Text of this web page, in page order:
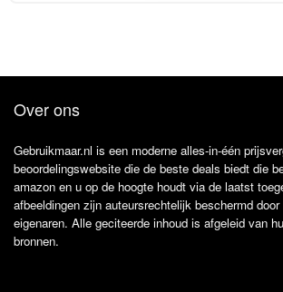
Over ons
Gebruikmaar.nl is een moderne alles-in-één
beoordelingswebsite die de beste deals biedt die
amazon en u op de hoogte houdt via de laatst
afbeeldingen zijn auteursrechtelijk beschermd
eigenaren. Alle geciteerde inhoud is afgeleid van
bronnen.